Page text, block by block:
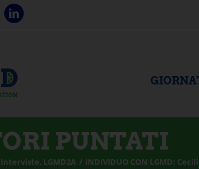
PUNTATI
Interviste LGMD2A INDIVIDUO CON LGMD: